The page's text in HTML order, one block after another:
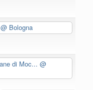
@ Bologna
di Moc... @